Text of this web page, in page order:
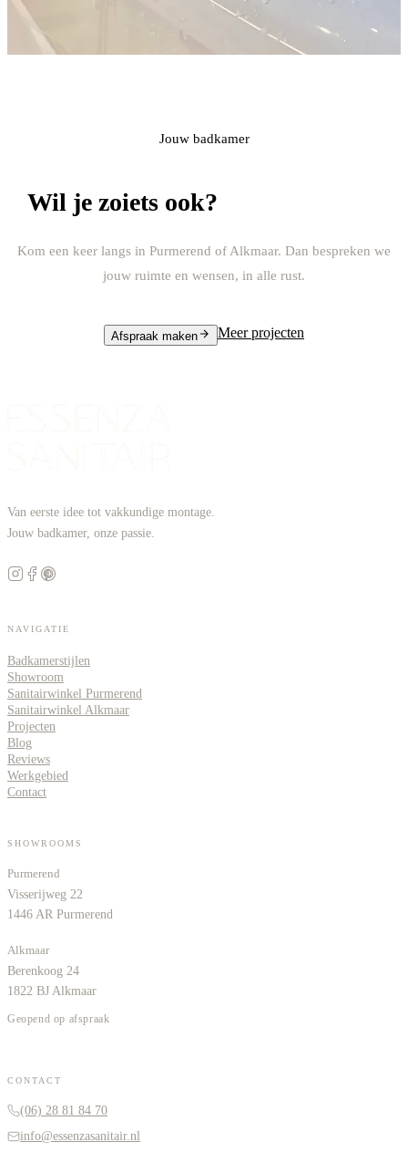
Jouw badkamer
Wil je zoiets ook?
Kom een keer langs in Purmerend of Alkmaar. Dan bespreken we
jouw ruimte en wensen, in alle rust.
Afspraak maken Meer projecten
Van eerste idee tot vakkundige montage.
Jouw badkamer, onze passie.
NAVIGATIE
Badkamerstijlen
Showroom
Sanitairwinkel Purmerend
Sanitairwinkel Alkmaar
Projecten
Blog
Reviews
Werkgebied
Contact
SHOWROOMS
Purmerend
Visserijweg 22
1446 AR Purmerend
Alkmaar
Berenkoog 24
1822 BJ Alkmaar
Geopend op afspraak
CONTACT
(06) 28 81 84 70
info@essenzasanitair.nl